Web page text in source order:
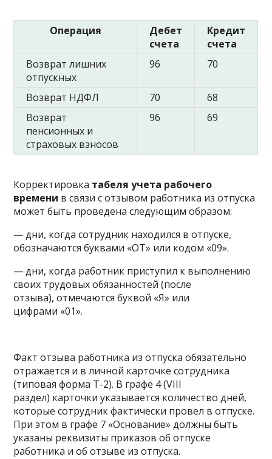
Операция
Дебет
счета
Кредит
счета
Возврат лишних
отпускных
96 70
Возврат НДФЛ 70
68
Возврат
пенсионных и
страховых взносов
96 69
Корректировка табеля учета рабочего
времени в связи с отзывом работника из отпуска
может быть проведена следующим образом:
— дни, когда сотрудник находился в отпуске,
обозначаются буквами «ОТ» или кодом «09».
— дни, когда работник приступил к выполнению
своих трудовых обязанностей (после
отзыва), отмечаются буквой «Я» или
цифрами «01».
Факт отзыва работника из отпуска обязательно
отражается и в личной карточке сотрудника
(типовая форма Т-2). В графе 4 (VIII
раздел) карточки указывается количество дней,
которые сотрудник фактически провел в отпуске.
При этом в графе 7 «Основание» должны быть
указаны реквизиты приказов об отпуске
работника и об отзыве из отпуска.